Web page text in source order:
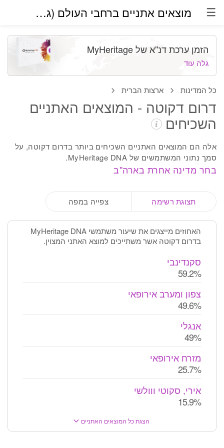
מוצאים אתניים ברחבי העולם (גרסת בטא)
כל המדינות ארצות הברית
דרום דקוטה - המוצאים האתניים
השכיחים
אלה הם המוצאים האתניים השכיחים ביותר בדרום דקוטה, על
סמך נתוני המשתמשים של MyHeritage DNA.
בחר מדינה אחרת בארה''ב
הזמן ערכת דנ''א של MyHeritage
גלה עוד
תצוגת רשימה צפייה במפה
האחוזים מייצגים את שיעור משתמשי MyHeritage DNA
בדרום דקוטה אשר משתייכים למוצא האתני המצוין.
סקנדינבי
59.2%
צפון ומערב אירופאי
49.6%
אנגלי
49%
מזרח אירופאי
25.7%
אירי, סקוטי ווולשי
15.9%
הצגת כל המוצאים האתניים